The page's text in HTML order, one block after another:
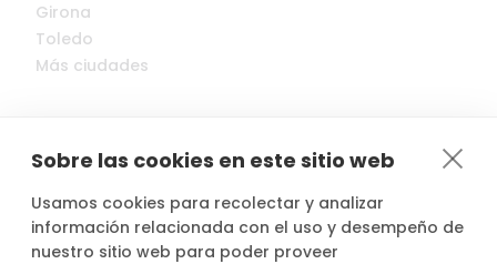
Sobre las cookies en este sitio web
Usamos cookies para recolectar y analizar
información relacionada con el uso y desempeño de
nuestro sitio web para poder proveer
© 2022-2026 Cocopool, Inc. All rights reserved.
Girona
Toledo
Más ciudades